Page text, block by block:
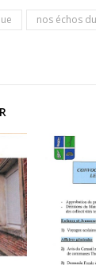
nos échos